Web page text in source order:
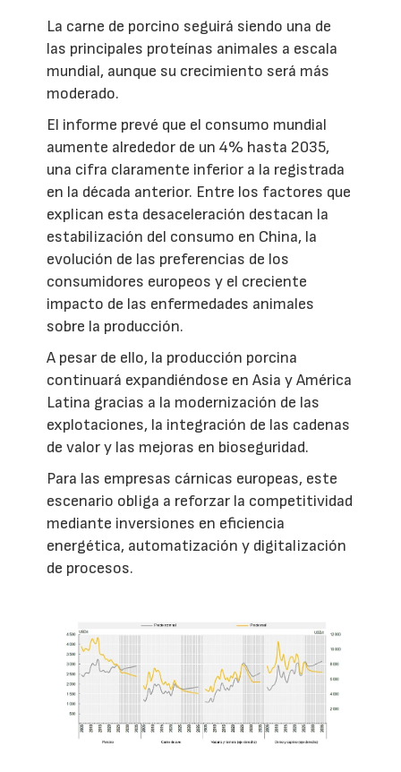
La carne de porcino seguirá siendo una de
las principales proteínas animales a escala
mundial, aunque su crecimiento será más
moderado.
El informe prevé que el consumo mundial
aumente alrededor de un 4% hasta 2035,
una cifra claramente inferior a la registrada
en la década anterior. Entre los factores que
explican esta desaceleración destacan la
estabilización del consumo en China, la
evolución de las preferencias de los
consumidores europeos y el creciente
impacto de las enfermedades animales
sobre la producción.
A pesar de ello, la producción porcina
continuará expandiéndose en Asia y América
Latina gracias a la modernización de las
explotaciones, la integración de las cadenas
de valor y las mejoras en bioseguridad.
Para las empresas cárnicas europeas, este
escenario obliga a reforzar la competitividad
mediante inversiones en eficiencia
energética, automatización y digitalización
de procesos.